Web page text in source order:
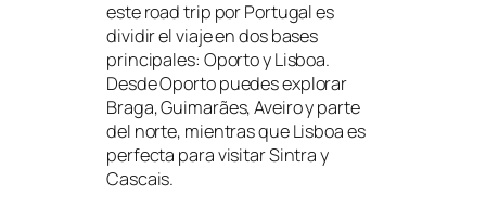
este road trip por Portugal es
dividir el viaje en dos bases
principales: Oporto y Lisboa.
Desde Oporto puedes explorar
Braga, Guimarães, Aveiro y parte
del norte, mientras que Lisboa es
perfecta para visitar Sintra y
Cascais.